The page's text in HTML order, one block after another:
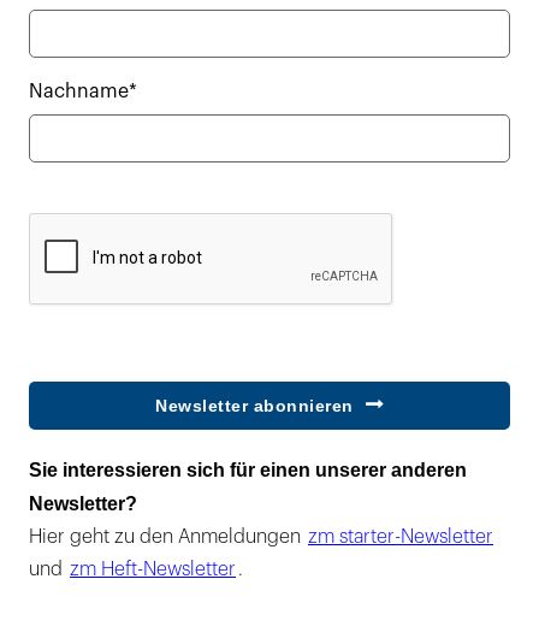
Nachname*
Newsletter abonnieren
Sie interessieren sich für einen unserer anderen
Newsletter?
Hier geht zu den Anmeldungen zm starter-Newsletter
und zm Heft-Newsletter .